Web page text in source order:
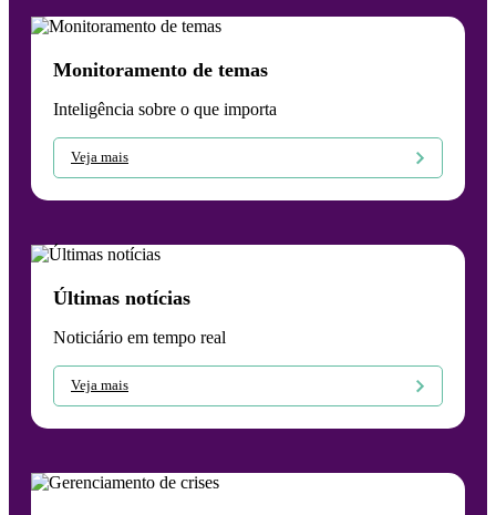
Monitoramento de temas
Inteligência sobre o que importa
Veja mais
Últimas notícias
Noticiário em tempo real
Veja mais